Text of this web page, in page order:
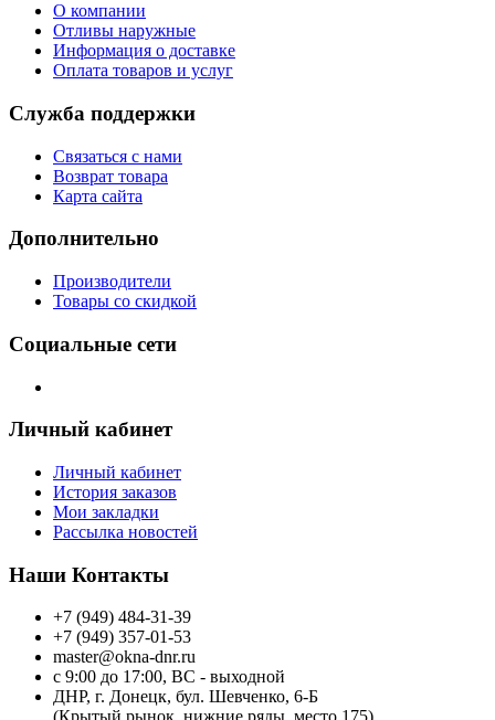
О компании
Отливы наружные
Информация о доставке
Оплата товаров и услуг
Служба поддержки
Связаться с нами
Возврат товара
Карта сайта
Дополнительно
Производители
Товары со скидкой
Социальные сети
Личный кабинет
Личный кабинет
История заказов
Мои закладки
Рассылка новостей
Наши Контакты
+7 (949) 484-31-39
+7 (949) 357-01-53
master@okna-dnr.ru
с 9:00 до 17:00, ВС - выходной
ДНР, г. Донецк, бул. Шевченко, 6-Б